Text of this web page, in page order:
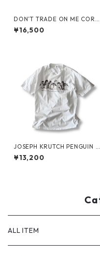
DON’T TRADE ON ME CORD
S CAP by Little Yarmouth
¥16,500
JOSEPH KRUTCH PENGUIN T
ee by Jim Morris
¥13,200
ALL ITEM